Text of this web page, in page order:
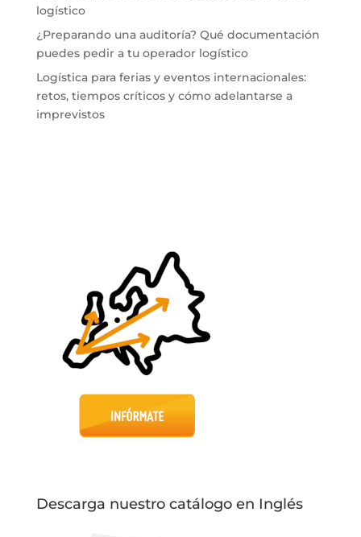
logístico
¿Preparando una auditoría? Qué documentación
puedes pedir a tu operador logístico
Logística para ferias y eventos internacionales:
retos, tiempos críticos y cómo adelantarse a
imprevistos
Descarga nuestro catálogo en Inglés